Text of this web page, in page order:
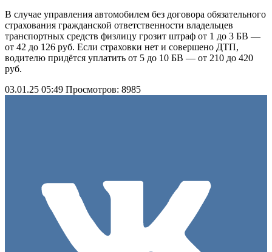
В случае управления автомобилем без договора обязательного
страхования гражданской ответственности владельцев
транспортных средств физлицу грозит штраф от 1 до 3 БВ —
от 42 до 126 руб. Если страховки нет и совершено ДТП,
водителю придётся уплатить от 5 до 10 БВ — от 210 до 420
руб.
03.01.25 05:49 Просмотров: 8985